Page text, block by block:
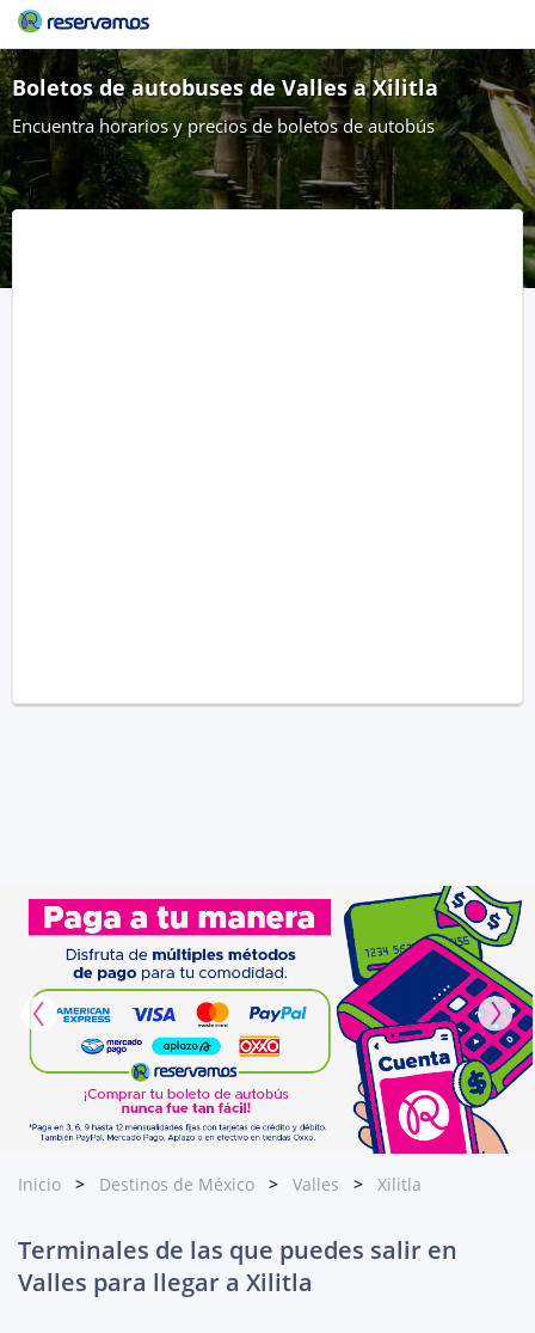
Boletos de autobuses de Valles a Xilitla
Encuentra horarios y precios de boletos de autobús
Inicio Destinos de México Valles Xilitla
Terminales de las que puedes salir en
Valles para llegar a Xilitla